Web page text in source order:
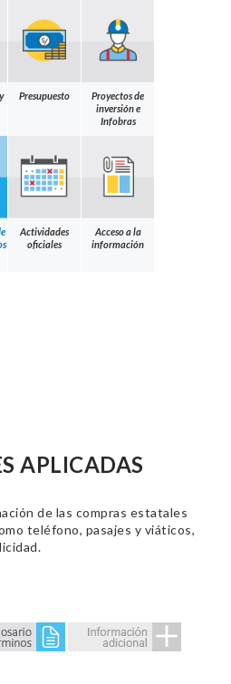
Presupuesto
Proyectos de
inversión e
Infobras
Actividades
oficiales
Acceso a la
información
APLICADAS
de las compras estatales
teléfono, pasajes y viáticos,